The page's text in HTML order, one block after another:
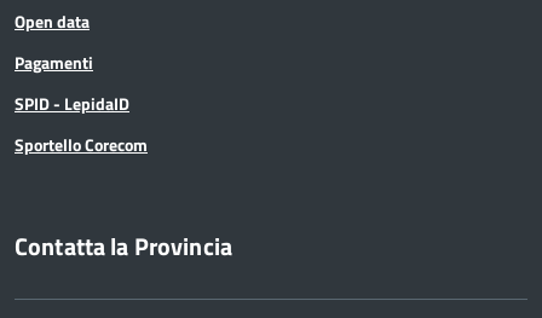
Open data
Pagamenti
SPID - LepidaID
Sportello Corecom
Contatta la Provincia